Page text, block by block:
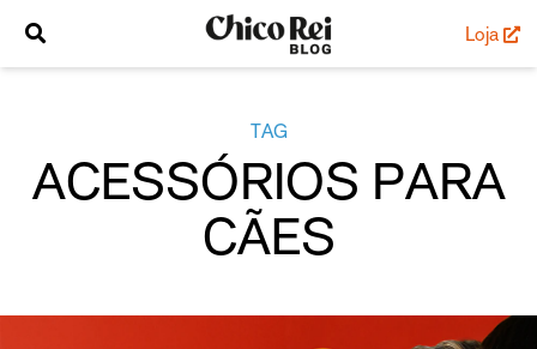
Loja
TAG
ACESSÓRIOS PARA
CÃES